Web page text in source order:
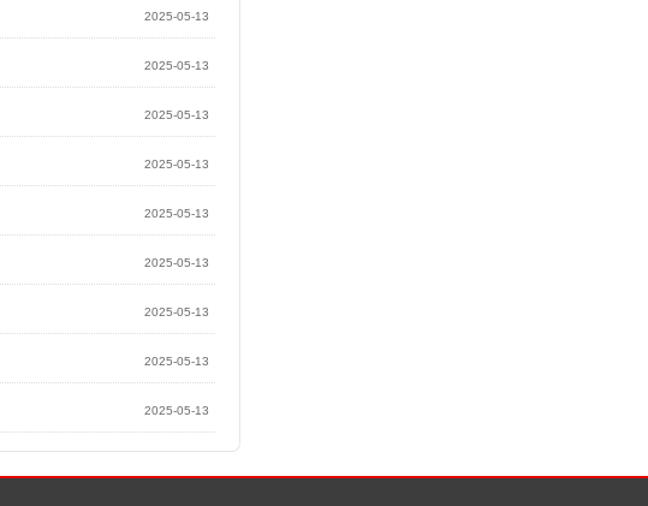
2025-05-13
2025-05-13
2025-05-13
2025-05-13
2025-05-13
2025-05-13
2025-05-13
2025-05-13
2025-05-13